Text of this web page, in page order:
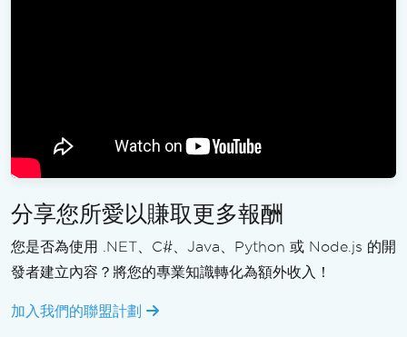
分享您所愛以賺取更多報酬
您是否為使用 .NET、C#、Java、Python 或 Node.js 的開
發者建立內容？將您的專業知識轉化為額外收入！
加入我們的聯盟計劃